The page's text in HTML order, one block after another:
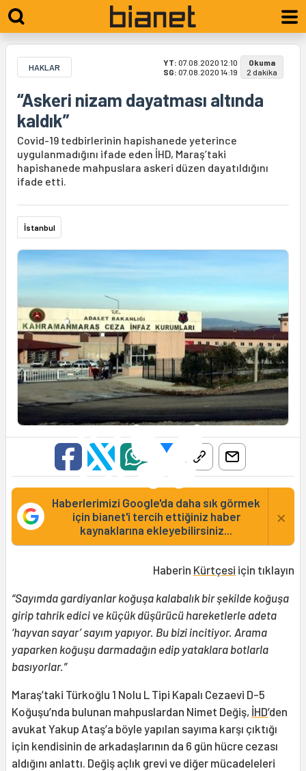
HAKLAR YT: 07.08.2020 12:10
SG: 07.08.2020 14:19
Okuma
2 dakika
“Askeri nizam dayatması altında
kaldık”
Covid-19 tedbirlerinin hapishanede yeterince
uygulanmadığını ifade eden İHD, Maraş’taki
hapishanede mahpuslara askeri düzen dayatıldığını
ifade etti.
İstanbul
Haberlerimizi Google'da daha sık görmek
için bianet'i tercih ettiğiniz haber
kaynaklarına ekleyebilirsiniz...
×
Haberin Kürtçesi için tıklayın
“Sayımda gardiyanlar koğuşa kalabalık bir şekilde koğuşa
girip tahrik edici ve küçük düşürücü hareketlerle adeta
‘hayvan sayar’ sayım yapıyor. Bu bizi incitiyor. Arama
yaparken koğuşu darmadağın edip yataklara botlarla
basıyorlar.”
Maraş’taki Türkoğlu 1 Nolu L Tipi Kapalı Cezaevi D-5
Koğuşu’nda bulunan mahpuslardan Nimet Değiş, İHD’den
avukat Yakup Ataş’a böyle yapılan sayıma karşı çıktığı
için kendisinin de arkadaşlarının da 6 gün hücre cezası
aldığını anlattı. Değiş açlık grevi ve diğer mücadeleleri